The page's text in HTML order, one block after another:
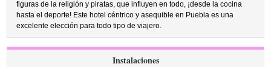
figuras de la religión y piratas, que influyen en todo, ¡desde la cocina
hasta el deporte! Este hotel céntrico y asequible en Puebla es una
excelente elección para todo tipo de viajero.
Instalaciones